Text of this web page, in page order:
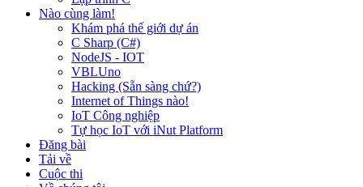
Nào cùng làm!
Khám phá thế giới dự án
C Sharp (C#)
NodeJS - IOT
VBLUno
Hacking (Sẵn sàng chứ?)
Internet of Things nào!
IoT Công nghiệp
Tự học IoT với iNut Platform
Đăng bài
Tải về
Cuộc thi